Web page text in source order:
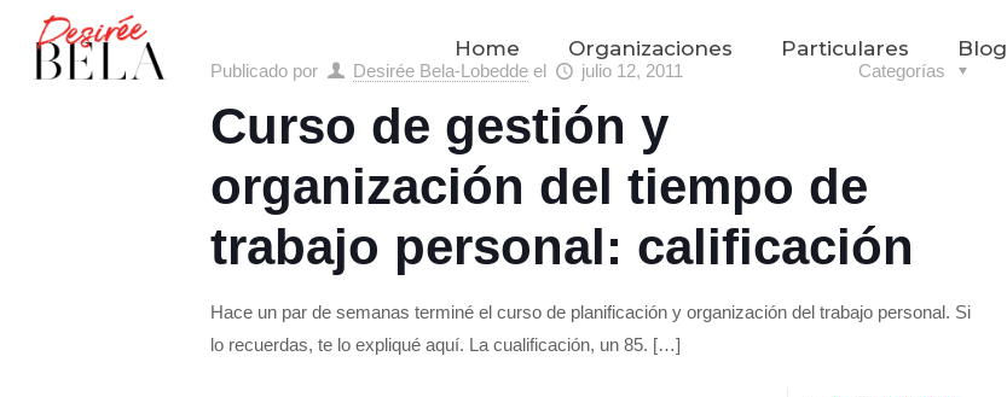
Home Organizaciones Particulares Blog
Publicado por Desirée Bela-Lobedde el julio 12, 2011 Categorías
Curso de gestión y
organización del tiempo de
trabajo personal: calificación
Hace un par de semanas terminé el curso de planificación y organización del trabajo personal. Si
lo recuerdas, te lo expliqué aquí. La cualificación, un 85. […]